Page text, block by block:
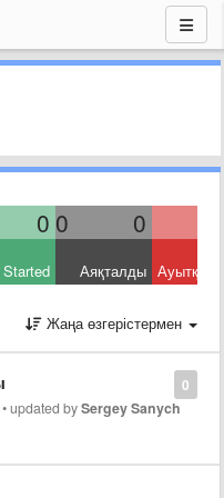
0 0 0
Started Аяқталды
Жаңа өзгерістермен
0
•updated bySergey Sanych